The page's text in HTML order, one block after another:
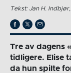
Tekst: Jan H.
Tre av dagens
tidligere. Elise
da hun spilte